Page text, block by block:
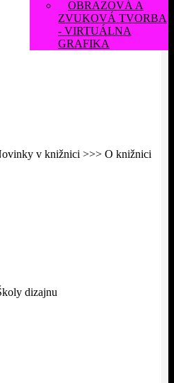
OBRAZOVÁ A
ZVUKOVÁ TVORBA
- VIRTUÁLNA
GRAFIKA
v knižnici >>> O knižnici
dizajnu